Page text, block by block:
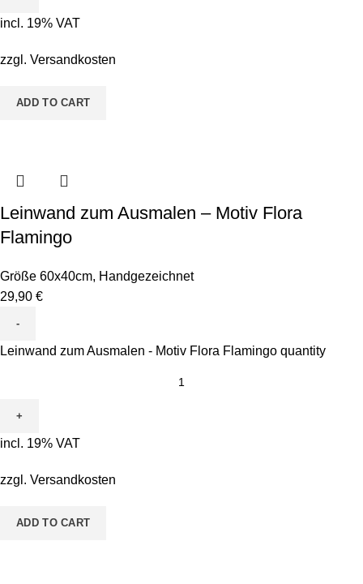
incl. 19% VAT
zzgl. Versandkosten
ADD TO CART
Leinwand zum Ausmalen – Motiv Flora
Flamingo
Größe 60x40cm, Handgezeichnet
29,90 €
Leinwand zum Ausmalen - Motiv Flora Flamingo quantity
incl. 19% VAT
zzgl. Versandkosten
ADD TO CART